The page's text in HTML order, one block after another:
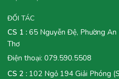
ĐỐI TÁC
CS 1 : 65 Nguyễn Đệ, Phường An
Thơ
Điện thoại: 079.590.5508
CS 2 : 102 Ngỏ 194 Giải Phóng